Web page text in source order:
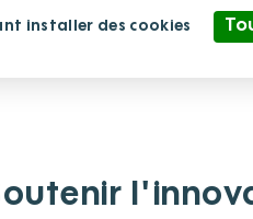
installer des cookies